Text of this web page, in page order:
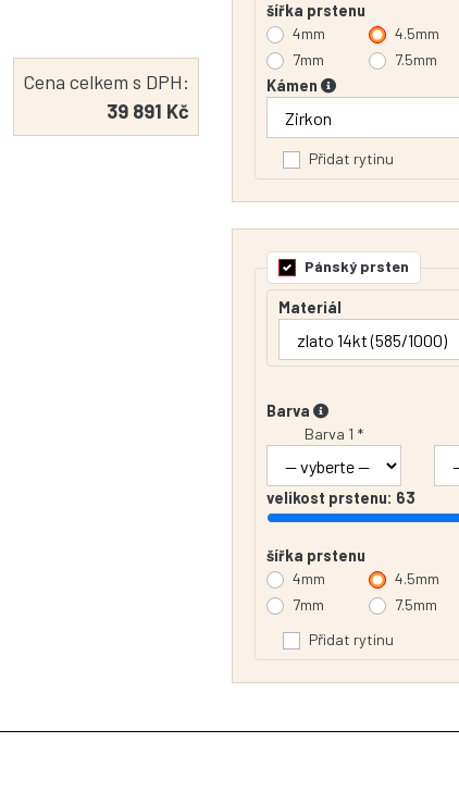
Cena celkem s DPH:
39 891 Kč
šířka prstenu
4mm
4.5mm
7mm
7.5mm
Kámen
Přidat rytinu
Pánský prsten
Materiál
Barva
Barva 1 *
velikost prstenu: 63
šířka prstenu
4mm
4.5mm
7mm
7.5mm
Přidat rytinu